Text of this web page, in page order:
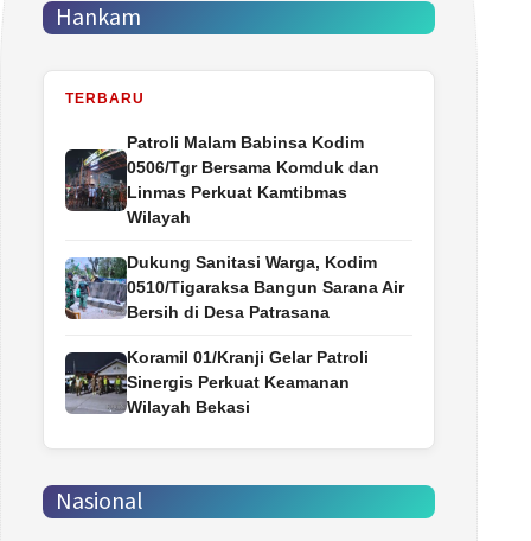
Hankam
TERBARU
Patroli Malam Babinsa Kodim
0506/Tgr Bersama Komduk dan
Linmas Perkuat Kamtibmas
Wilayah
Dukung Sanitasi Warga, Kodim
0510/Tigaraksa Bangun Sarana Air
Bersih di Desa Patrasana
Koramil 01/Kranji Gelar Patroli
Sinergis Perkuat Keamanan
Wilayah Bekasi
Nasional